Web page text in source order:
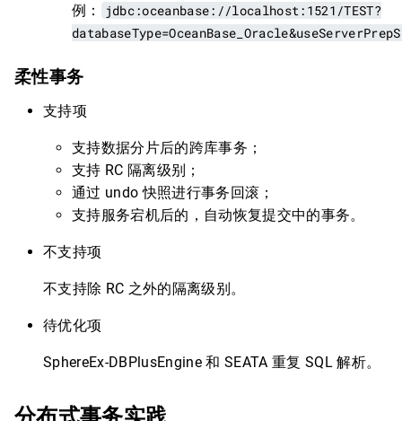
例：
jdbc:oceanbase://localhost:1521/TEST?
柔性事务
支持项
支持数据分片后的跨库事务；
支持 RC 隔离级别；
通过 undo 快照进行事务回滚；
支持服务宕机后的，自动恢复提交中的事务。
不支持项
不支持除 RC 之外的隔离级别。
待优化项
SphereEx-DBPlusEngine 和 SEATA 重复 SQL 解析。